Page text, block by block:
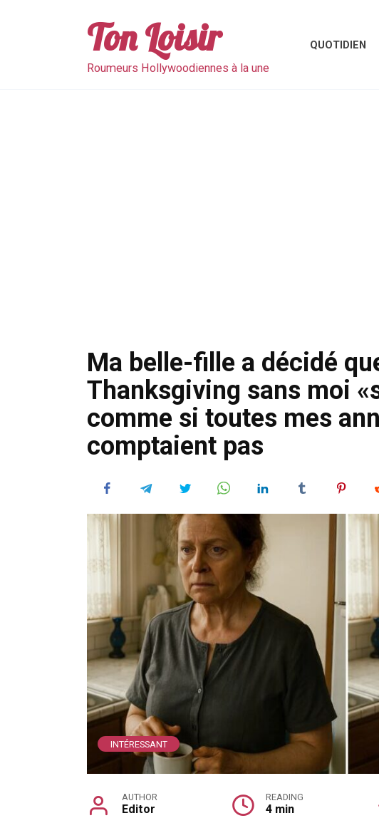
Ton Loisir
Roumeurs Hollywoodiennes à la une
QUOTIDIEN
Ma belle-fille a décidé
Thanksgiving sans moi
comme si toutes mes
comptaient pas
INTÉRESSANT
AUTHOR
Editor
READING
4 min